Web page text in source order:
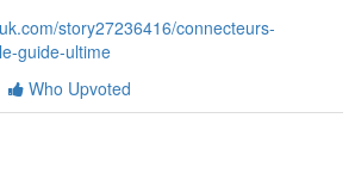
story27236416/connecteurs-
guide-ultime
Who Upvoted